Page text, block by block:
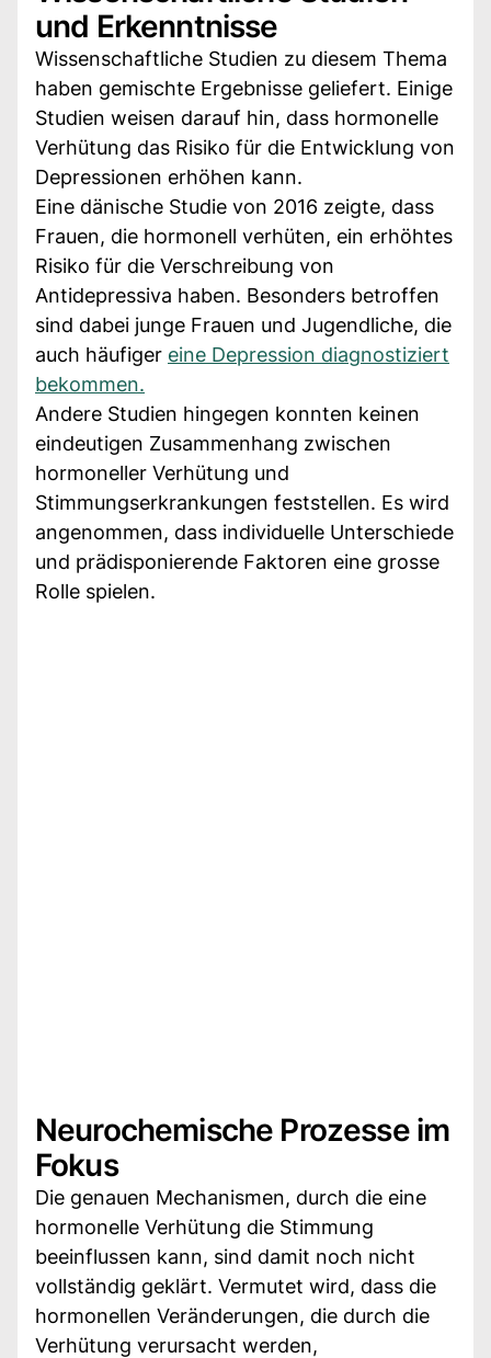
und Erkenntnisse
Wissenschaftliche Studien zu diesem Thema
haben gemischte Ergebnisse geliefert. Einige
Studien weisen darauf hin, dass hormonelle
Verhütung das Risiko für die Entwicklung von
Depressionen erhöhen kann.
Eine dänische Studie von 2016 zeigte, dass
Frauen, die hormonell verhüten, ein erhöhtes
Risiko für die Verschreibung von
Antidepressiva haben. Besonders betroffen
sind dabei junge Frauen und Jugendliche, die
auch häufiger eine Depression diagnostiziert
bekommen.
Andere Studien hingegen konnten keinen
eindeutigen Zusammenhang zwischen
hormoneller Verhütung und
Stimmungserkrankungen feststellen. Es wird
angenommen, dass individuelle Unterschiede
und prädisponierende Faktoren eine grosse
Rolle spielen.
Neurochemische Prozesse im
Fokus
Die genauen Mechanismen, durch die eine
hormonelle Verhütung die Stimmung
beeinflussen kann, sind damit noch nicht
vollständig geklärt. Vermutet wird, dass die
hormonellen Veränderungen, die durch die
Verhütung verursacht werden,